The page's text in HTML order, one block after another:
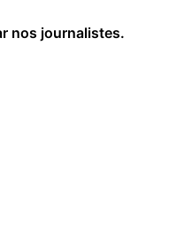
nos journalistes.